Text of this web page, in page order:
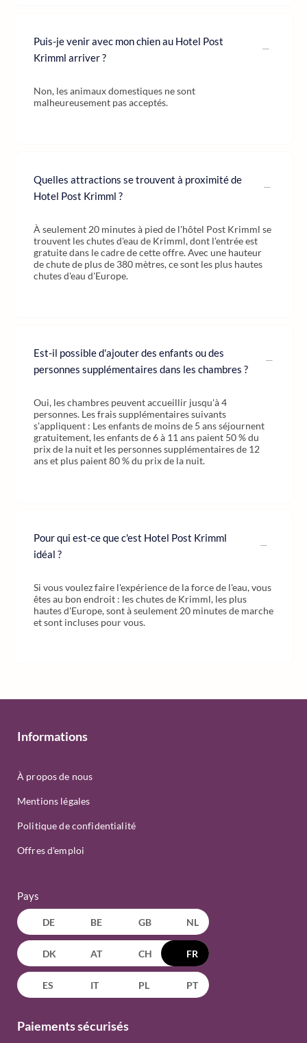
Puis-je venir avec mon chien au Hotel Post
Krimml arriver ?
Non, les animaux domestiques ne sont
malheureusement pas acceptés.
Quelles attractions se trouvent à proximité de
Hotel Post Krimml ?
À seulement 20 minutes à pied de l'hôtel Post Krimml se
trouvent les chutes d'eau de Krimml, dont l'entrée est
gratuite dans le cadre de cette offre. Avec une hauteur
de chute de plus de 380 mètres, ce sont les plus hautes
chutes d'eau d'Europe.
Est-il possible d'ajouter des enfants ou des
personnes supplémentaires dans les chambres ?
Oui, les chambres peuvent accueillir jusqu'à 4
personnes. Les frais supplémentaires suivants
s'appliquent : Les enfants de moins de 5 ans séjournent
gratuitement, les enfants de 6 à 11 ans paient 50 % du
prix de la nuit et les personnes supplémentaires de 12
ans et plus paient 80 % du prix de la nuit.
Pour qui est-ce que c'est Hotel Post Krimml
idéal ?
Si vous voulez faire l'expérience de la force de l'eau, vous
êtes au bon endroit : les chutes de Krimml, les plus
hautes d'Europe, sont à seulement 20 minutes de marche
et sont incluses pour vous.
Informations
À propos de nous
Mentions légales
Politique de confidentialité
Offres d'emploi
Pays
DE BE GB NL
DK AT CH FR
ES IT PL PT
Paiements sécurisés